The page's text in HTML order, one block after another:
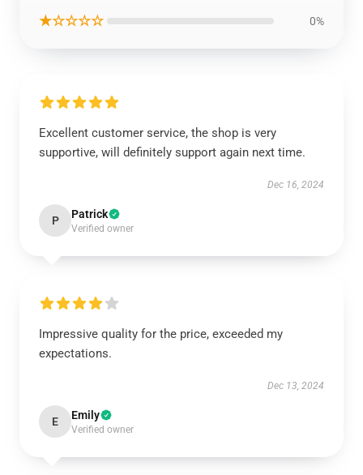
★☆☆☆☆ 0%
Excellent customer service, the shop is very
supportive, will definitely support again next time.
Dec 16, 2024
P Patrick
Verified owner
Impressive quality for the price, exceeded my
expectations.
Dec 13, 2024
E Emily
Verified owner